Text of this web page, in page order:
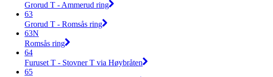
Grorud T - Ammerud ring
63
Grorud T - Romsås ring
63N
Romsås ring
64
Furuset T - Stovner T via Høybråten
65